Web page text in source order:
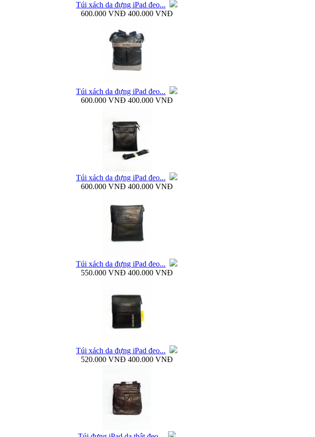
Bao da Samsung Galaxy Note 3 N9000 mở ngang...
Dock sạc pin rời Samsung Galaxy S4 i9500...
Bao da Samsung Galaxy S4 mini Flip Cover i9190...
Túi đựng iPad da thật đeo chéo thời...
Ốp lưng samsung Galaxy S4 i9500 Baseus...
Ốp lưng silicon Samsung Galaxy S4 Baseus...
Túi xách da đựng iPad đeo...
600.000 VNĐ 400.000 VNĐ
Túi xách da đựng iPad đeo...
600.000 VNĐ 400.000 VNĐ
Túi xách da đựng iPad đeo...
600.000 VNĐ 400.000 VNĐ
Túi xách da đựng iPad đeo...
550.000 VNĐ 400.000 VNĐ
Túi xách da đựng iPad đeo...
520.000 VNĐ 400.000 VNĐ